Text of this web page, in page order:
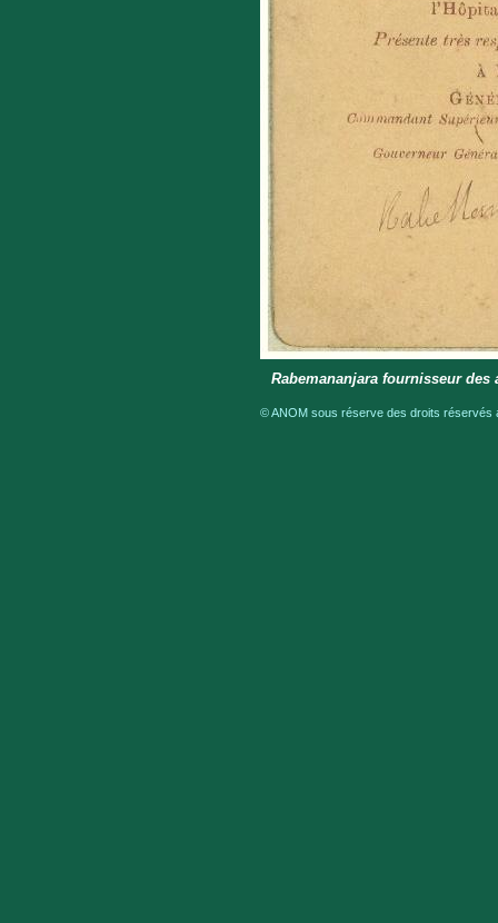
Rabemananjara fournisseur
© ANOM sous réserve des droits réservés